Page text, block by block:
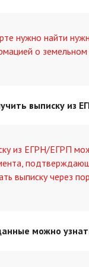
нужно найти
о земельном
выписку из
из ЕГРН/ЕГРП
выписку через
можно